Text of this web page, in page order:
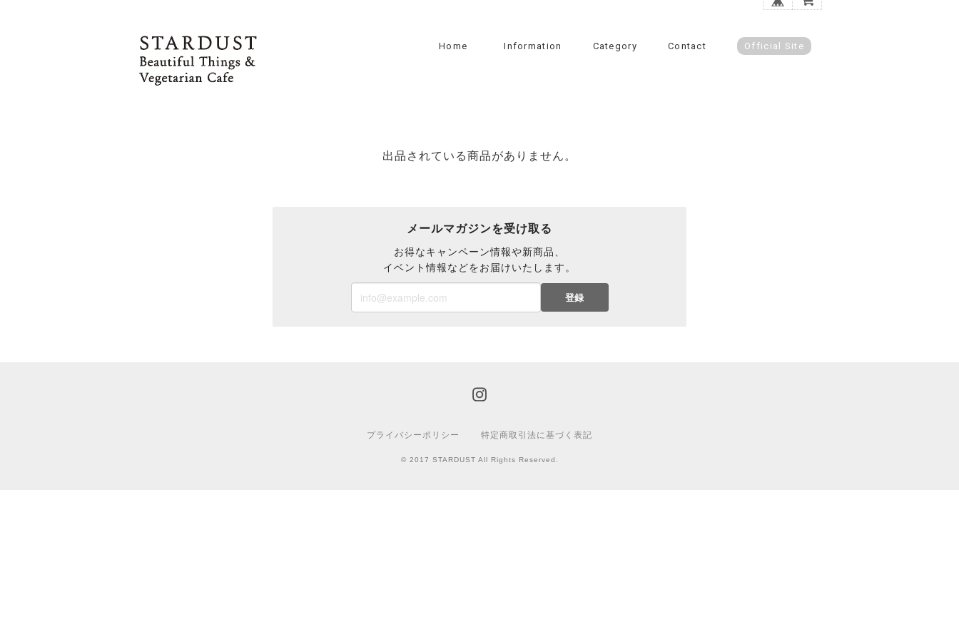
Home Information Category Contact Official Site
出品されている商品がありません。
メールマガジンを受け取る
お得なキャンペーン情報や新商品、
イベント情報などをお届けいたします。
登録
プライバシーポリシー 特定商取引法に基づく表記
© 2017 STARDUST All Rights Reserved.